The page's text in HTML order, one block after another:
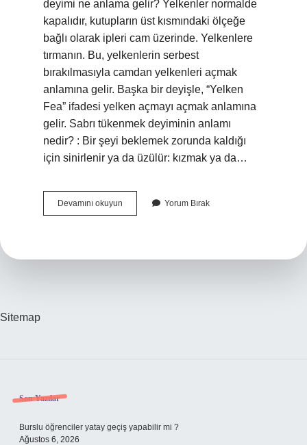
deyimi ne anlama gelir? Yelkenler normalde
kapalıdır, kutupların üst kısmındaki ölçeğe
bağlı olarak ipleri cam üzerinde. Yelkenlere
tırmanın. Bu, yelkenlerin serbest
bırakılmasıyla camdan yelkenleri açmak
anlamına gelir. Başka bir deyişle, “Yelken
Fea” ifadesi yelken açmayı açmak anlamına
gelir. Sabrı tükenmek deyiminin anlamı
nedir? : Bir şeyi beklemek zorunda kaldığı
için sinirlenir ya da üzülür: kızmak ya da…
Devamını okuyun Direnmekten
Vazgeçip
Yorum Bırak
Sitemap
Sidebar
Son Yazılar
Burslu öğrenciler yatay geçiş yapabilir mi ?
Ağustos 6, 2026